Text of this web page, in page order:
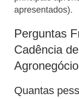
apresentados).
Perguntas
Cadência
Agronegócio
Quantas